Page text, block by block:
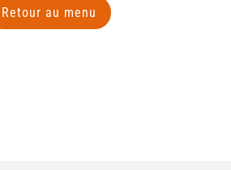
Retour au menu